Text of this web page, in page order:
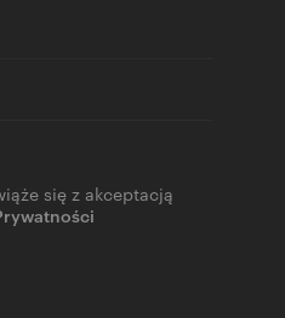
się z akceptacją